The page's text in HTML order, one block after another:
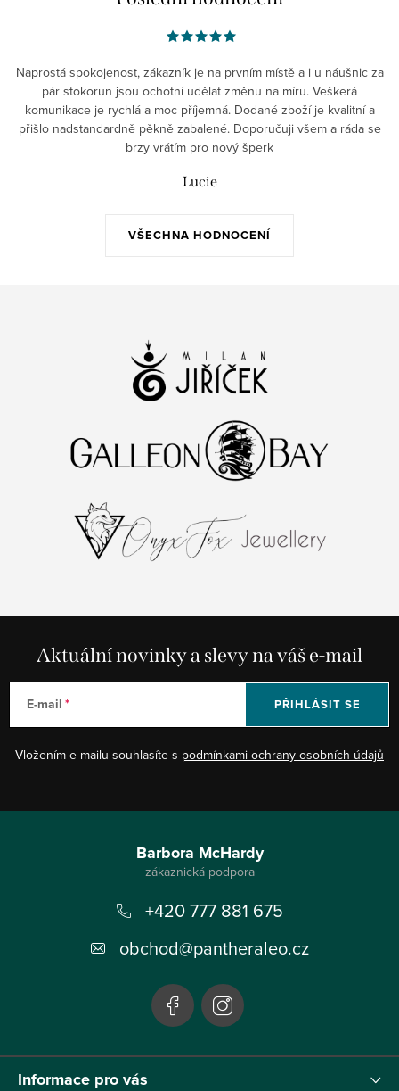
VŠECHNA HODNOCENÍ
Naprostá spokojenost, zákazník je na prvním místě a i u náušnic za
pár stokorun jsou ochotní udělat změnu na míru. Veškerá
komunikace je rychlá a moc příjemná. Dodané zboží je kvalitní a
přišlo nadstandardně pěkně zabalené. Doporučuji všem a ráda se
brzy vrátím pro nový šperk
Lucie
Aktuální novinky a slevy na váš e-mail
E-mail
Vložením e-mailu souhlasíte s podmínkami ochrany osobních údajů
PŘIHLÁSIT SE
Informace pro vás
Barbora McHardy
+420 777 881 675
obchod@pantheraleo.cz